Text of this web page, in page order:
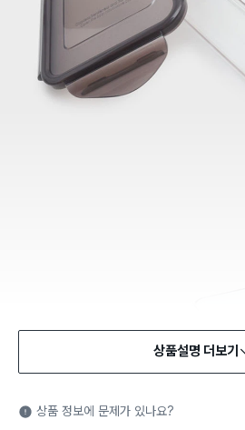
식품용 기구: 식품위생법에서 정
는 식품첨가물에 사용할 수 있는
상품설명 더보기
상품 정보에 문제가 있나요?